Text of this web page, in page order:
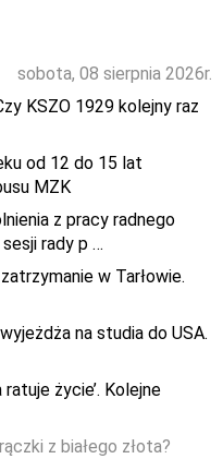
sobota, 08 sierpnia 2026r.
KSZO 1929 kolejny raz
od 12 do 15 lat
MZK
z pracy radnego
rady p …
w Tarłowie.
na studia do USA.
ratuje życie’. Kolejne
z białego złota?